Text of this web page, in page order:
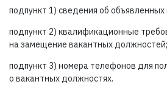
подпункт 1) сведения об
подпункт 2) квалификационные
на замещение вакантных должностей;
подпункт 3) номера телефонов для
о вакантных должностях.